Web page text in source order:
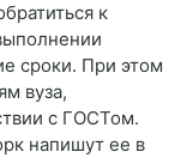
к
сроки. При этом
вуза,
с ГОСТом.
напишут ее в